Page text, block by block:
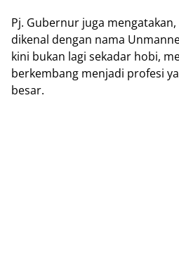
Pj. Gubernur juga
dikenal dengan nama
kini bukan lagi sekadar hobi,
berkembang menjadi profesi
besar.